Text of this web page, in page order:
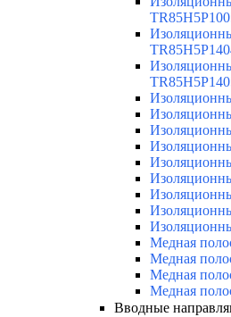
Медная
Медная
Медная
Медная
Вводные